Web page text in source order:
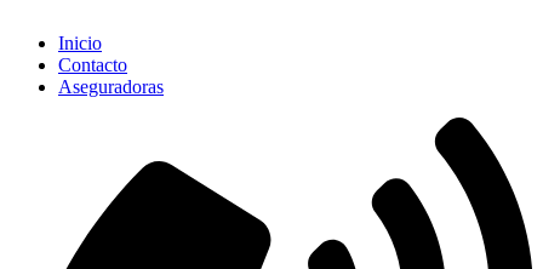
Inicio
Contacto
Aseguradoras